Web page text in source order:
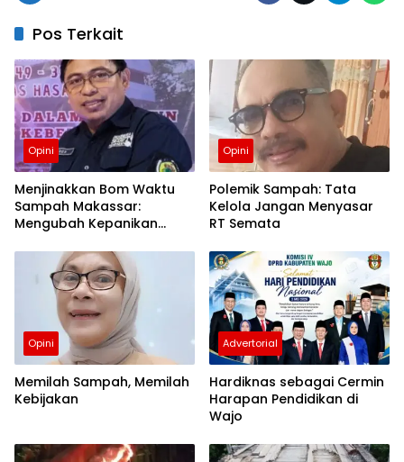
Pos Terkait
Opini
Menjinakkan Bom Waktu
Sampah Makassar:
Mengubah Kepanikan
Berbasis RT
Opini
Polemik Sampah: Tata
Kelola Jangan Menyasar
RT Semata
Opini
Memilah Sampah, Memilah
Kebijakan
Advertorial
Hardiknas sebagai Cermin
Harapan Pendidikan di
Wajo